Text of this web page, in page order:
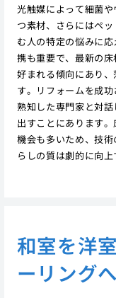
光触媒によって細菌
つ素材、さらにはペ
む人の特定の悩みに
携も重要で、最新の
好まれる傾向にあり
す。リフォームを成
熟知した専門家と対
出すことにあります
機会も多いため、技
らしの質は劇的に向上
和室を洋
ーリング